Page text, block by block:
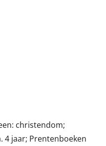
christendom;
4 jaar; Prentenboeken